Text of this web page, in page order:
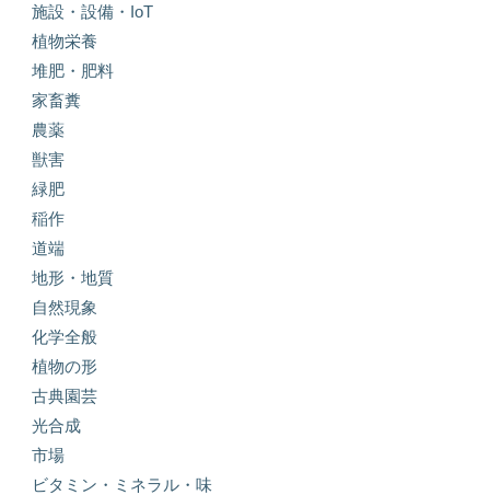
施設・設備・IoT
植物栄養
堆肥・肥料
家畜糞
農薬
獣害
緑肥
稲作
道端
地形・地質
自然現象
化学全般
植物の形
古典園芸
光合成
市場
ビタミン・ミネラル・味